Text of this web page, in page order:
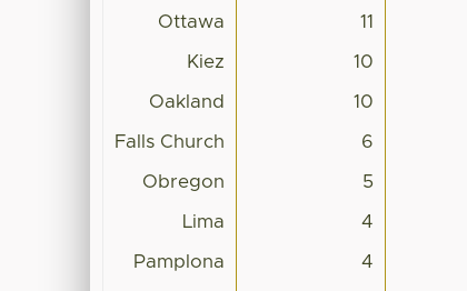
Ottawa 11
Kiez 10
Oakland 10
Falls Church 6
Obregon 5
Lima 4
Pamplona 4